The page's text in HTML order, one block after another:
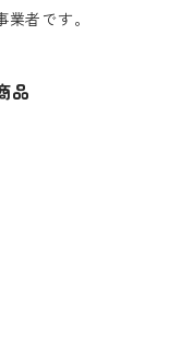
者です。
品